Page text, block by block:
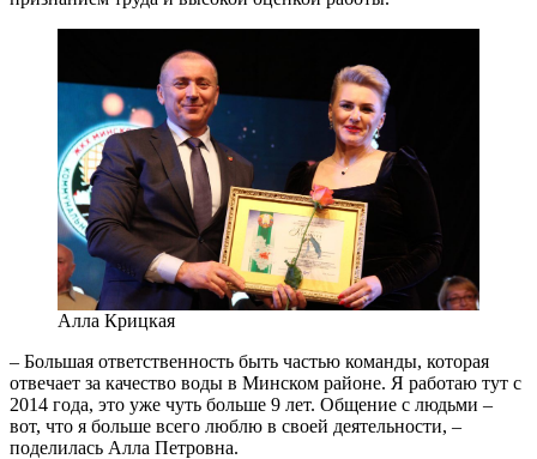
Алла Крицкая
– Большая ответственность быть частью команды, которая
отвечает за качество воды в Минском районе. Я работаю тут с
2014 года, это уже чуть больше 9 лет. Общение с людьми –
вот, что я больше всего люблю в своей деятельности, –
поделилась Алла Петровна.